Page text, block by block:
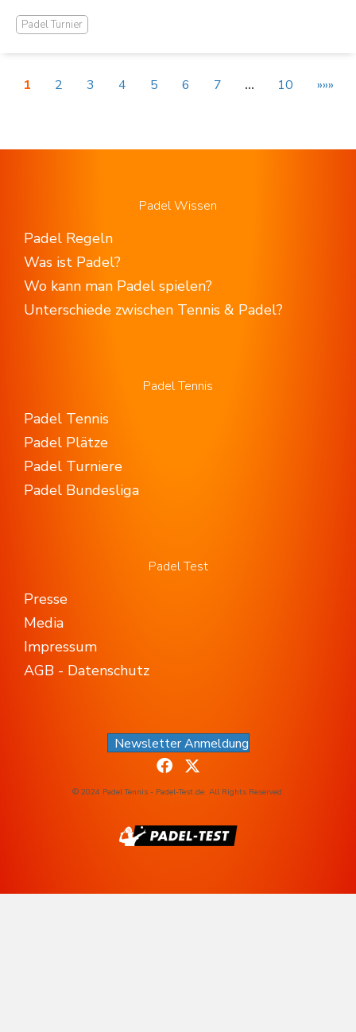
Padel Turnier
1 2 3 4 5 6 7 … 10 »»»
Padel Wissen
Padel Regeln
Was ist Padel?
Wo kann man Padel spielen?
Unterschiede zwischen Tennis & Padel?
Padel Tennis
Padel Tennis
Padel Plätze
Padel Turniere
Padel Bundesliga
Padel Test
Presse
Media
Impressum
AGB - Datenschutz
Newsletter Anmeldung
© 2024 Padel Tennis - Padel-Test.de. All Rights Reserved.